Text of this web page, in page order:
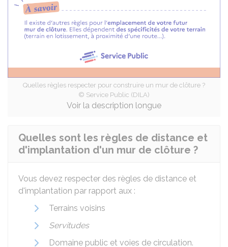
Quelles règles respecter pour construire un mur de clôture ?
© Service Public (DILA)
Voir la description longue
Quelles sont les règles de distance et
d'implantation d'un mur de clôture ?
Vous devez respecter des règles de distance et
d'implantation par rapport aux :
Terrains voisins
Servitudes
Domaine public et voies de circulation.